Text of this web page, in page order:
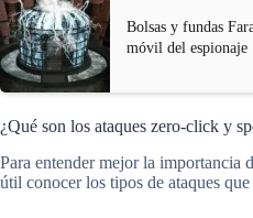
Bolsas y fundas
móvil del espionaje
¿Qué son los ataques zero-click y
Para entender mejor la importancia
útil conocer los tipos de ataques